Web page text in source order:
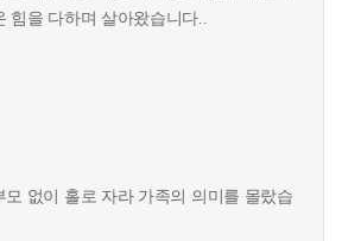
힘을 다하며 살아왔습니다..
모 없이 홀로 자라 가족의 의미를 몰랐습